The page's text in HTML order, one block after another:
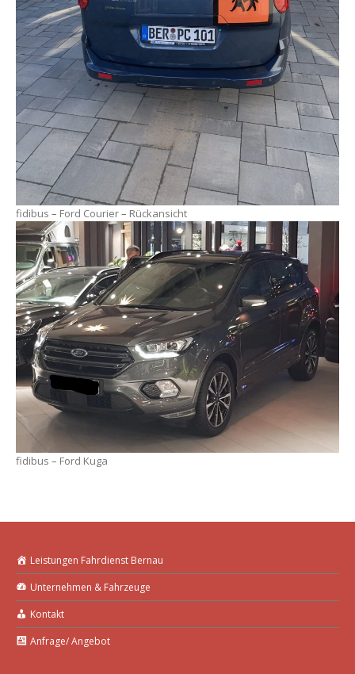
fidibus – Ford Courier – Rückansicht
fidibus – Ford Kuga
Leistungen Fahrdienst Bernau
Unternehmen & Fahrzeuge
Kontakt
Anfrage/ Angebot